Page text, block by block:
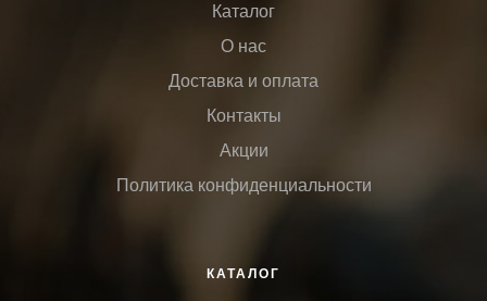
Каталог
О нас
Доставка и оплата
Контакты
Акции
Политика конфиденциальности
КАТАЛОГ